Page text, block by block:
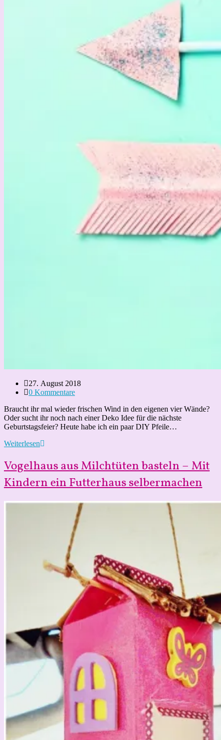
Beitrag
veröffentlicht:
27. August 2018
Beitrags-
0 Kommentare
Braucht ihr mal wieder frischen Wind in den eigenen vier Wände?
Oder sucht ihr noch nach einer Deko Idee für die nächste
Geburtstagsfeier? Heute habe ich ein paar DIY Pfeile…
WeiterlesenDIY
selber
machen
–
Idee
Kinderzimmer
Vogelhaus aus Milchtüten basteln – Mit
Kindern ein Futterhaus selbermachen